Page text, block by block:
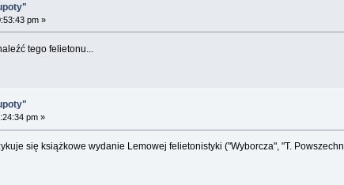
pm »
tego felietonu...
pm »
się książkowe wydanie Lemowej felietonistyki ("Wyborcza", "T.